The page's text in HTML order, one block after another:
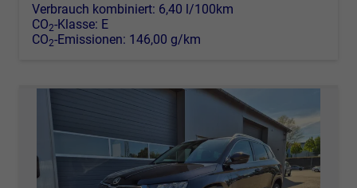
Verbrauch kombiniert: 6,40 l/100km
CO2-Klasse: E
CO2-Emissionen: 146,00 g/km